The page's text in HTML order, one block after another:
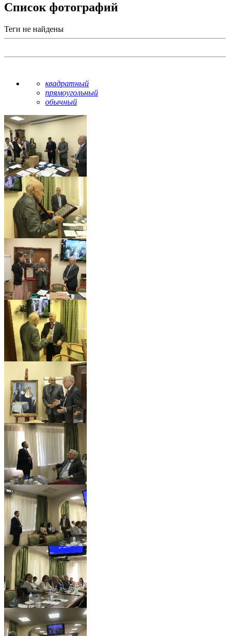
Список фотографий
Теги не найдены
квадратный
прямоугольный
обычный